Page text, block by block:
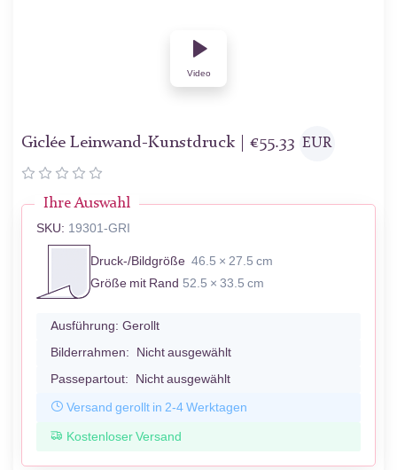
Video
Giclée Leinwand-Kunstdruck | €55.33 EUR
Ihre Auswahl
SKU: 19301-GRI
Druck-/Bildgröße 46.5 × 27.5 cm
Größe mit Rand 52.5 × 33.5 cm
Ausführung: Gerollt
Bilderrahmen: Nicht ausgewählt
Passepartout: Nicht ausgewählt
Versand gerollt in 2-4 Werktagen
Kostenloser Versand